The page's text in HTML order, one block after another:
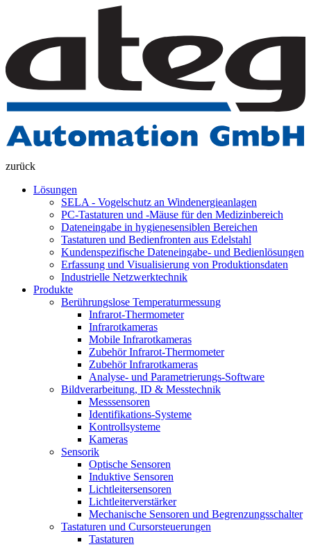
zurück
Lösungen
SELA - Vogelschutz an Windenergieanlagen
PC-Tastaturen und -Mäuse für den Medizinbereich
Dateneingabe in hygienesensiblen Bereichen
Tastaturen und Bedienfronten aus Edelstahl
Kundenspezifische Dateneingabe- und Bedienlösungen
Erfassung und Visualisierung von Produktionsdaten
Industrielle Netzwerktechnik
Produkte
Berührungslose Temperaturmessung
Infrarot-Thermometer
Infrarotkameras
Mobile Infrarotkameras
Zubehör Infrarot-Thermometer
Zubehör Infrarotkameras
Analyse- und Parametrierungs-Software
Bildverarbeitung, ID & Messtechnik
Messsensoren
Identifikations-Systeme
Kontrollsysteme
Kameras
Sensorik
Optische Sensoren
Induktive Sensoren
Lichtleitersensoren
Lichtleiterverstärker
Mechanische Sensoren und Begrenzungsschalter
Tastaturen und Cursorsteuerungen
Tastaturen